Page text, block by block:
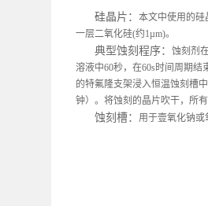
硅晶片： 本文中使用的硅
一层二氧化硅(约1µm)。
典型蚀刻程序： 蚀刻剂
溶液中60秒，在60s时间周期
的特氟隆支架浸入恒温蚀刻槽
钟）。将蚀刻的晶片吹干，所
蚀刻槽 ： 用于壹氧化钠